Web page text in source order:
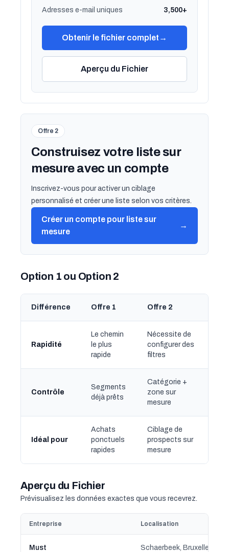
Adresses e-mail uniques 3,500+
Obtenir le fichier complet →
Aperçu du Fichier
Offre 2
Construisez votre liste sur
mesure avec un compte
Inscrivez-vous pour activer un ciblage
personnalisé et créer une liste selon vos critères.
Créer un compte pour liste sur
mesure
→
Option 1 ou Option 2
Différence Offre 1 Offre 2
Rapidité
Le chemin
le plus
rapide
Nécessite de
configurer des
filtres
Contrôle
Segments
déjà prêts
Catégorie +
zone sur
mesure
Idéal pour
Achats
ponctuels
rapides
Ciblage de
prospects sur
mesure
Aperçu du Fichier
Prévisualisez les données exactes que vous recevrez.
Entreprise Localisation
Must Schaerbeek, Bruxelles-